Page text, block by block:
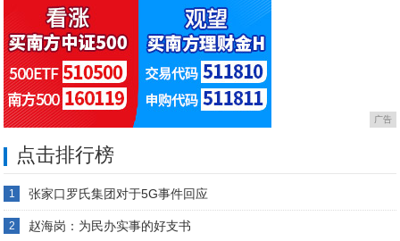
广告
点击排行榜
1 张家口罗氏集团对于5G事件回应
2 赵海岗：为民办实事的好支书